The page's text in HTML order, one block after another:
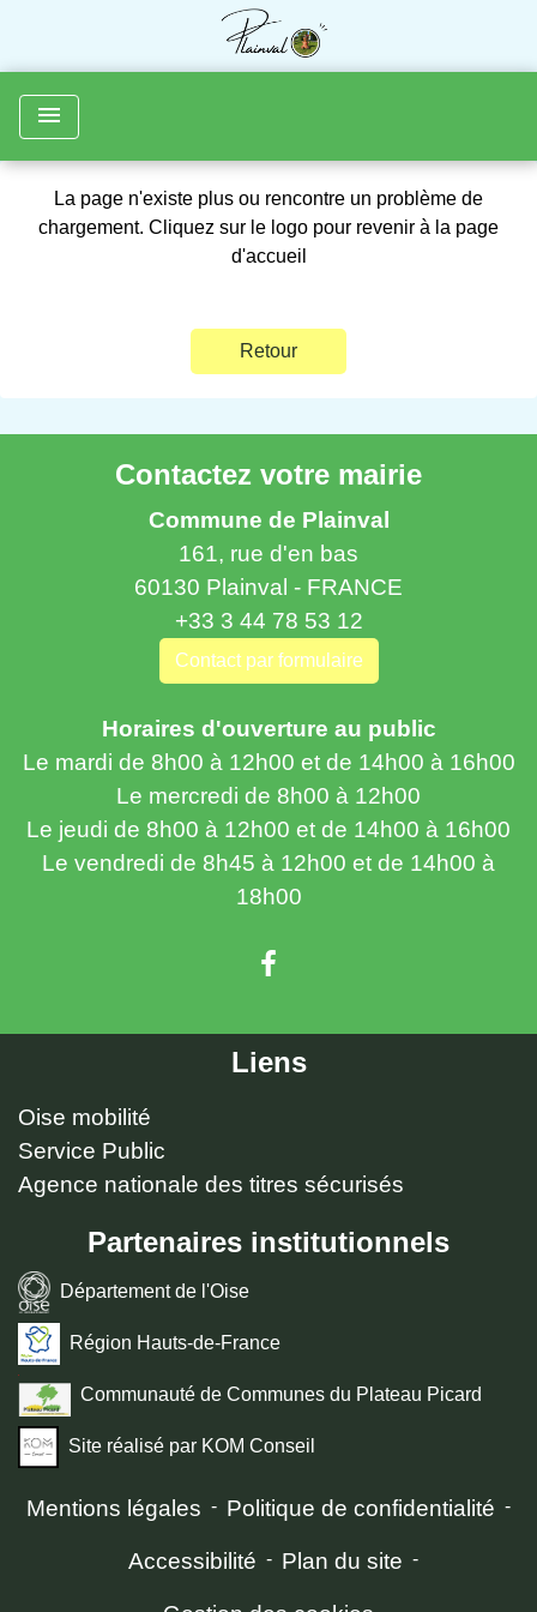
menu
La page n'existe plus ou rencontre un problème de
chargement. Cliquez sur le logo pour revenir à la page
d'accueil
Retour
Contactez votre mairie
Commune de Plainval
161, rue d'en bas
60130 Plainval - FRANCE
+33 3 44 78 53 12
Contact par formulaire
Horaires d'ouverture au public
Le mardi de 8h00 à 12h00 et de 14h00 à 16h00
Le mercredi de 8h00 à 12h00
Le jeudi de 8h00 à 12h00 et de 14h00 à 16h00
Le vendredi de 8h45 à 12h00 et de 14h00 à
18h00
Liens
Oise mobilité
Service Public
Agence nationale des titres sécurisés
Partenaires institutionnels
Département de l'Oise
Région Hauts-de-France
Communauté de Communes du Plateau Picard
Site réalisé par KOM Conseil
Mentions légales - Politique de confidentialité -
Accessibilité - Plan du site -